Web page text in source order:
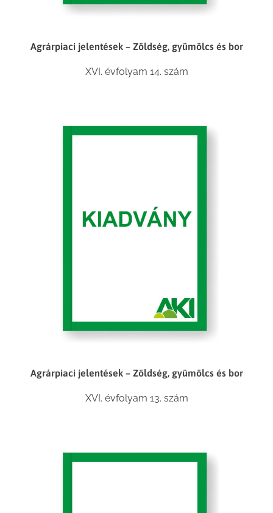
Agrárpiaci jelentések – Zöldség, gyümölcs és bor
XVI. évfolyam 14. szám
Agrárpiaci jelentések – Zöldség, gyümölcs és bor
XVI. évfolyam 13. szám